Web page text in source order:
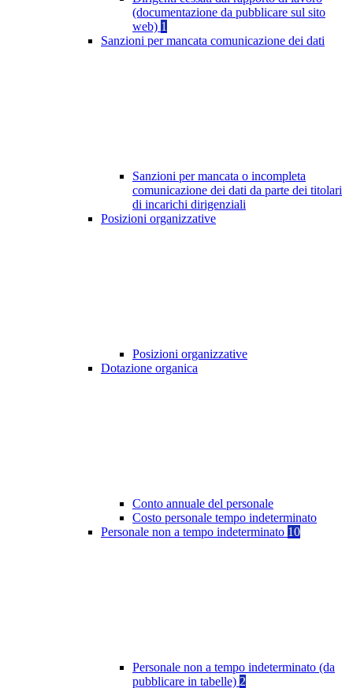
(documentazione da pubblicare sul sito
web) 1
Sanzioni per mancata comunicazione dei dati
Sanzioni per mancata o incompleta
comunicazione dei dati da parte dei titolari
di incarichi dirigenziali
Posizioni organizzative
Posizioni organizzative
Dotazione organica
Conto annuale del personale
Costo personale tempo indeterminato
Personale non a tempo indeterminato 10
Personale non a tempo indeterminato (da
pubblicare in tabelle) 2